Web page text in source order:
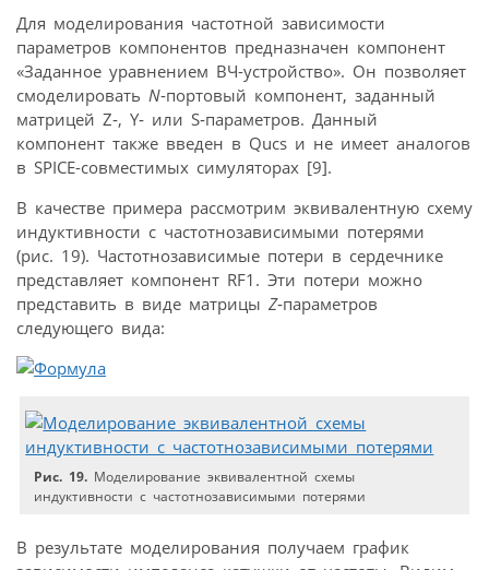
Для моделирования частотной зависимости
параметров компонентов предназначен компонент
«Заданное уравнением ВЧ-устройство». Он позволяет
смоделировать N‑портовый компонент, заданный
матрицей Z‑, Y‑ или S‑параметров. Данный
компонент также введен в Qucs и не имеет аналогов
в SPICE-совместимых симуляторах [9].
В качестве примера рассмотрим эквивалентную схему
индуктивности с частотнозависимыми потерями
(рис. 19). Частотнозависимые потери в сердечнике
представляет компонент RF1. Эти потери можно
представить в виде матрицы Z‑параметров
следующего вида:
Рис. 19. Моделирование эквивалентной схемы
индуктивности с частотнозависимыми потерями
В результате моделирования получаем график